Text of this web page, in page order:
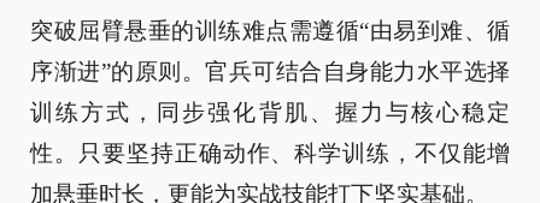
突破屈臂悬垂的训练难点需遵循“由易到难、循
序渐进”的原则。官兵可结合自身能力水平选择
训练方式，同步强化背肌、握力与核心稳定
性。只要坚持正确动作、科学训练，不仅能增
加悬垂时长，更能为实战技能打下坚实基础。